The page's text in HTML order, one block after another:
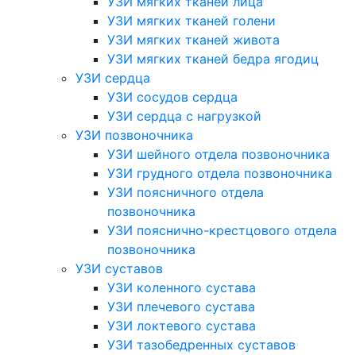
УЗИ мягких тканей голени
УЗИ мягких тканей живота
УЗИ мягких тканей бедра ягодиц
УЗИ сердца
УЗИ сосудов сердца
УЗИ сердца с нагрузкой
УЗИ позвоночника
УЗИ шейного отдела позвоночника
УЗИ грудного отдела позвоночника
УЗИ поясничного отдела
позвоночника
УЗИ пояснично-крестцового отдела
позвоночника
УЗИ суставов
УЗИ коленного сустава
УЗИ плечевого сустава
УЗИ локтевого сустава
УЗИ тазобедренных суставов